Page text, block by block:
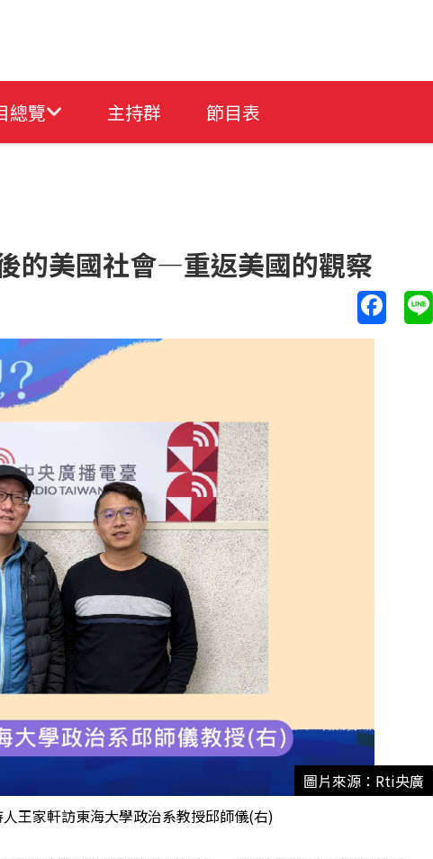
總覽 主持群 節目表
的美國社會—重返美國的觀察
圖片來源：Rti央廣
人王家軒訪東海大學政治系教授邱師儀(右)